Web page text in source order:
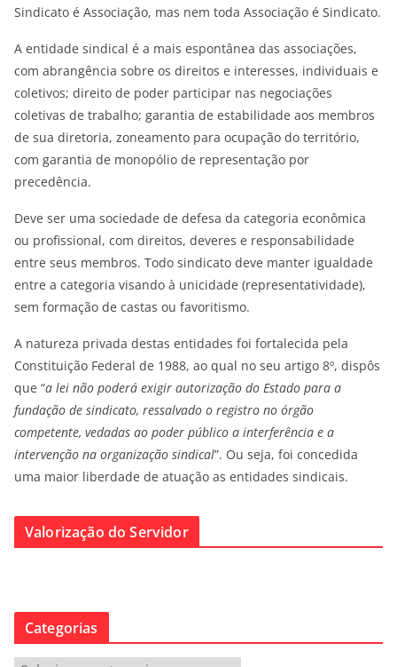
Sindicato é Associação, mas nem toda Associação é Sindicato.
A entidade sindical é a mais espontânea das associações,
com abrangência sobre os direitos e interesses, individuais e
coletivos; direito de poder participar nas negociações
coletivas de trabalho; garantia de estabilidade aos membros
de sua diretoria, zoneamento para ocupação do território,
com garantia de monopólio de representação por
precedência.
Deve ser uma sociedade de defesa da categoria econômica
ou profissional, com direitos, deveres e responsabilidade
entre seus membros. Todo sindicato deve manter igualdade
entre a categoria visando à unicidade (representatividade),
sem formação de castas ou favoritismo.
A natureza privada destas entidades foi fortalecida pela
Constituição Federal de 1988, ao qual no seu artigo 8º, dispôs
que “a lei não poderá exigir autorização do Estado para a
fundação de sindicato, ressalvado o registro no órgão
competente, vedadas ao poder público a interferência e a
intervenção na organização sindical”. Ou seja, foi concedida
uma maior liberdade de atuação as entidades sindicais.
Valorização do Servidor
Categorias